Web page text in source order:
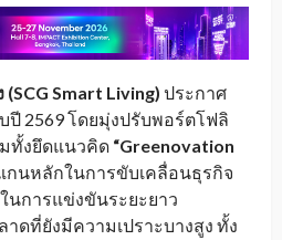
(SCG Smart Living) ประกาศ
ปี 2569 โดยมุ่งปรับพอร์ตโฟลิ
ทั้งยึดแนวคิด “Greenovation
กนหลักในการขับเคลื่อนธุรกิจ
นการแข่งขันระยะยาว
ดที่ยังมีความเปราะบางสูง ทั้ง